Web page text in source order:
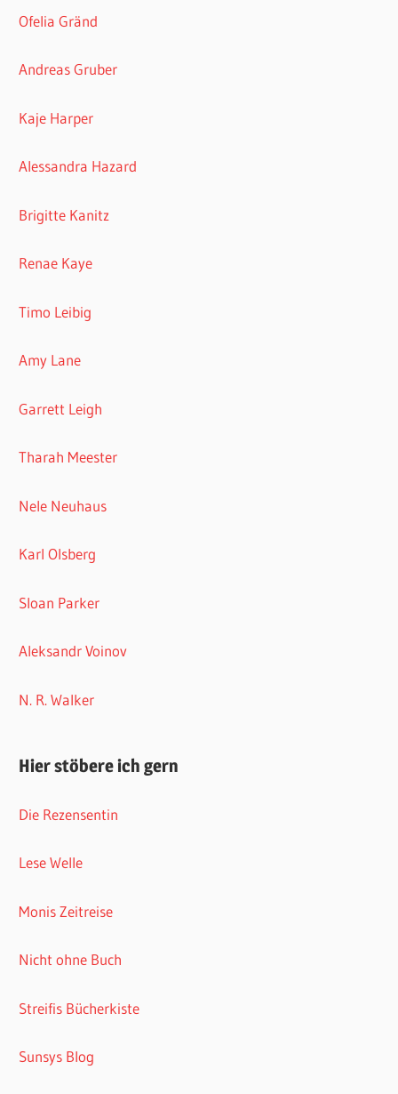
Ofelia Gränd
Andreas Gruber
Kaje Harper
Alessandra Hazard
Brigitte Kanitz
Renae Kaye
Timo Leibig
Amy Lane
Garrett Leigh
Tharah Meester
Nele Neuhaus
Karl Olsberg
Sloan Parker
Aleksandr Voinov
N. R. Walker
Hier stöbere ich gern
Die Rezensentin
Lese Welle
Monis Zeitreise
Nicht ohne Buch
Streifis Bücherkiste
Sunsys Blog